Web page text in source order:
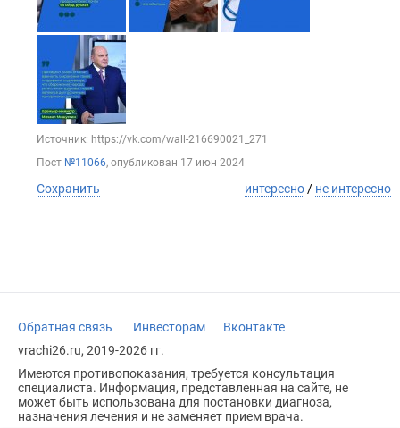
Источник: https://vk.com/wall-216690021_271
Пост №11066, опубликован 17 июн 2024
Сохранить интересно / не интересно
Обратная связь Инвесторам
Вконтакте
vrachi26.ru, 2019-2026 гг.
Имеются противопоказания, требуется консультация
специалиста. Информация, представленная на сайте, не
может быть использована для постановки диагноза,
назначения лечения и не заменяет прием врача.